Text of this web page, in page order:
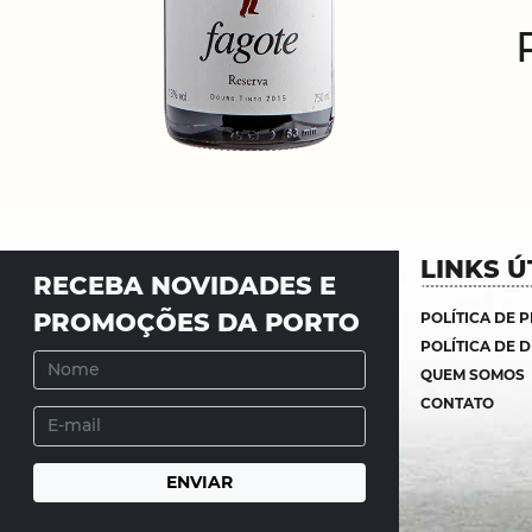
RECEBA NOVIDADES E
PROMOÇÕES DA PORTO
LINKS
POLÍTICA DE
POLÍTICA DE
QUEM SOMOS
CONTATO